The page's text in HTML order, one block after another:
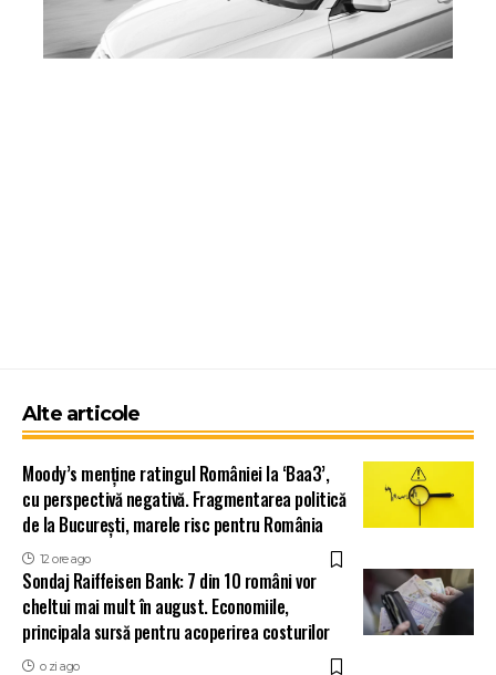
Alte articole
Moody’s menține ratingul României la ‘Baa3’,
cu perspectivă negativă. Fragmentarea politică
de la București, marele risc pentru România
12 ore ago
Sondaj Raiffeisen Bank: 7 din 10 români vor
cheltui mai mult în august. Economiile,
principala sursă pentru acoperirea costurilor
o zi ago